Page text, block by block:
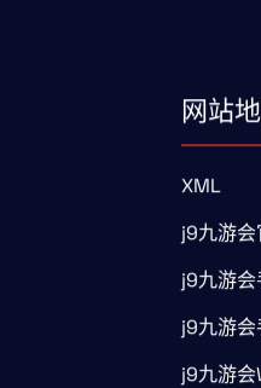
网站
XML
j9九游
j9九游会
j9九游会
j9九游